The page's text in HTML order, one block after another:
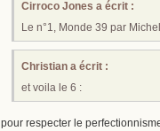
Cirroco Jones a écrit :
Le n°1, Monde 39 par
Christian a écrit :
et voila le 6 :
pour respecter le